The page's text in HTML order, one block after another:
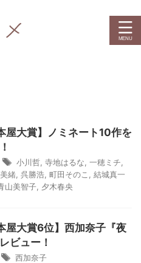
屋大賞】ノミネート10作を
小川哲 寺地はるな 一穂ミチ
緒 呉勝浩 町田そのこ
結城真一
山美智子 夕木春央
屋大賞6位】西加奈子『夜
ビュー！
西加奈子